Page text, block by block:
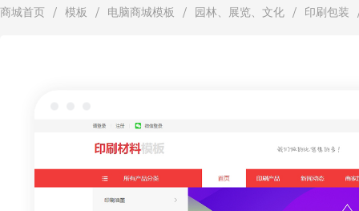
商城首页 / 模板 / 电脑商城模板 / 园林、展览、文化 / 印刷包装